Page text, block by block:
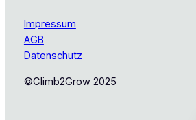
Impressum
AGB
Datenschutz
©Climb2Grow 2025